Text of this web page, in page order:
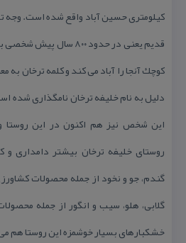
كیلومتری حسین آباد واقع شده است. وجه
قدیم یعنی در حدود ۸۰۰
كوچك آنجا را آباد می كند و كلمه ترخان
دلیل به نام خلیفه ترخان نامگذاری شده
این شخص نیز هم اكنون در این
روستای خلیفه ترخان بیشتر دامداری
گندم، جو و نخود از جمله محصولات
گلابی، هلو، سیب و انگور از جمله
خشكبارهای بسیار خوشمزه این روستا هم